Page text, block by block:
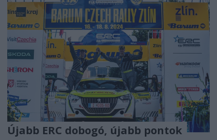
Újabb ERC dobogó, újabb pontok